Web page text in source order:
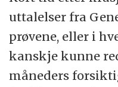
uttalelser fra
prøvene, eller i
kanskje kunne
måneders